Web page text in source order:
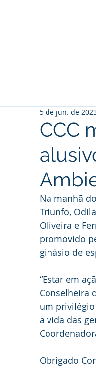
CCC
5 de jun. de
Na manhã
Triunfo,
Oliveira e
promovido
ginásio de
“Estar em
Conselheira
um
a vida das
Obrigado